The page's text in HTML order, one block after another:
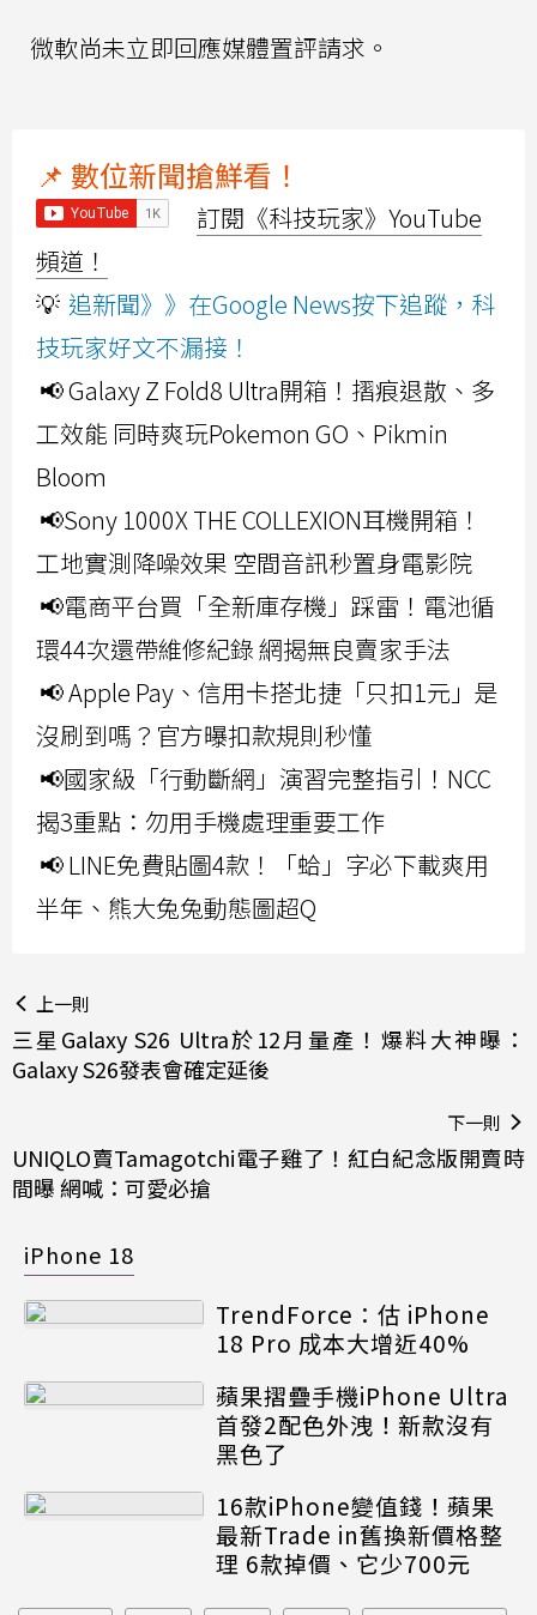
微軟尚未立即回應媒體置評請求。
📌 數位新聞搶鮮看！
訂閱《科技玩家》YouTube
頻道！
💡 追新聞》》在Google News按下追蹤，科
技玩家好文不漏接！
📢 Galaxy Z Fold8 Ultra開箱！摺痕退散、多
工效能 同時爽玩Pokemon GO、Pikmin
Bloom
📢Sony 1000X THE COLLEXION耳機開箱！
工地實測降噪效果 空間音訊秒置身電影院
📢電商平台買「全新庫存機」踩雷！電池循
環44次還帶維修紀錄 網揭無良賣家手法
📢 Apple Pay、信用卡搭北捷「只扣1元」是
沒刷到嗎？官方曝扣款規則秒懂
📢國家級「行動斷網」演習完整指引！NCC
揭3重點：勿用手機處理重要工作
📢 LINE免費貼圖4款！「蛤」字必下載爽用
半年、熊大兔兔動態圖超Q
上一則
三星Galaxy S26 Ultra於12月量產！爆料大神曝：
Galaxy S26發表會確定延後
下一則
UNIQLO賣Tamagotchi電子雞了！紅白紀念版開賣時
間曝 網喊：可愛必搶
iPhone 18
TrendForce：估 iPhone
18 Pro 成本大增近40%
蘋果摺疊手機iPhone Ultra
首發2配色外洩！新款沒有
黑色了
16款iPhone變值錢！蘋果
最新Trade in舊換新價格整
理 6款掉價、它少700元